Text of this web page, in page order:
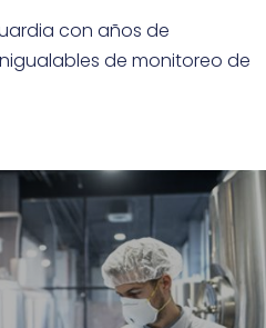
con años de
de monitoreo de